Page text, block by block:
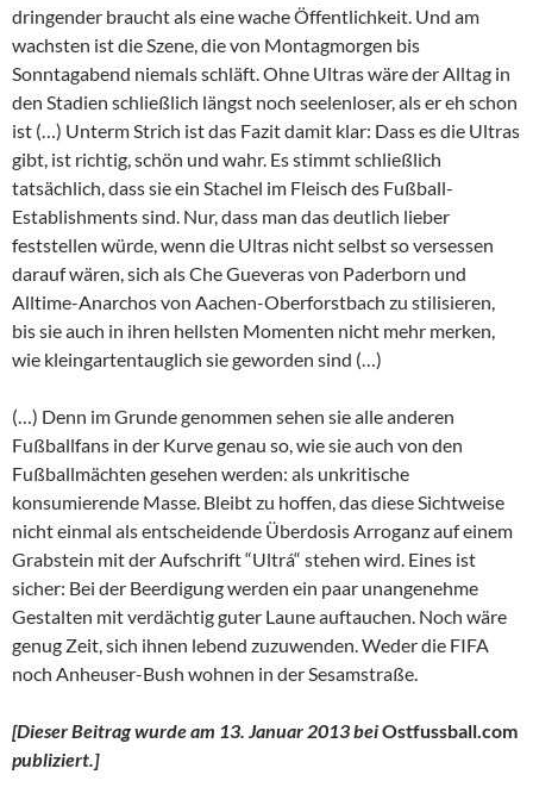
dringender braucht als eine wache Öffentlichkeit. Und am
wachsten ist die Szene, die von Montagmorgen bis
Sonntagabend niemals schläft. Ohne Ultras wäre der Alltag in
den Stadien schließlich längst noch seelenloser, als er eh schon
ist (…) Unterm Strich ist das Fazit damit klar: Dass es die Ultras
gibt, ist richtig, schön und wahr. Es stimmt schließlich
tatsächlich, dass sie ein Stachel im Fleisch des Fußball-
Establishments sind. Nur, dass man das deutlich lieber
feststellen würde, wenn die Ultras nicht selbst so versessen
darauf wären, sich als Che Gueveras von Paderborn und
Alltime-Anarchos von Aachen-Oberforstbach zu stilisieren,
bis sie auch in ihren hellsten Momenten nicht mehr merken,
wie kleingartentauglich sie geworden sind (…)
(…) Denn im Grunde genommen sehen sie alle anderen
Fußballfans in der Kurve genau so, wie sie auch von den
Fußballmächten gesehen werden: als unkritische
konsumierende Masse. Bleibt zu hoffen, das diese Sichtweise
nicht einmal als entscheidende Überdosis Arroganz auf einem
Grabstein mit der Aufschrift “Ultrá“ stehen wird. Eines ist
sicher: Bei der Beerdigung werden ein paar unangenehme
Gestalten mit verdächtig guter Laune auftauchen. Noch wäre
genug Zeit, sich ihnen lebend zuzuwenden. Weder die FIFA
noch Anheuser-Bush wohnen in der Sesamstraße.
[Dieser Beitrag wurde am 13. Januar 2013 beiOstfussball.com
publiziert .]